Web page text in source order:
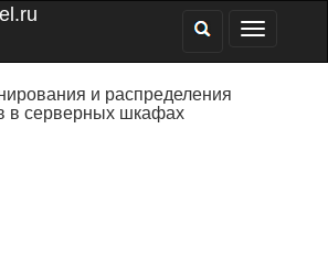
и распределения
в серверных шкафах